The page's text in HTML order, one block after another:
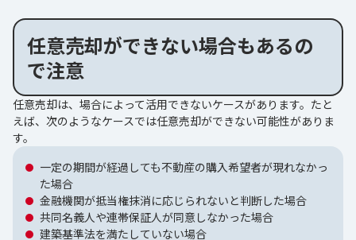
任意売却ができない場合もあるの
で注意
任意売却は、場合によって活用できないケースがあります。たと
えば、次のようなケースでは任意売却ができない可能性がありま
す。
一定の期間が経過しても不動産の購入希望者が現れなかっ
た場合
金融機関が抵当権抹消に応じられないと判断した場合
共同名義人や連帯保証人が同意しなかった場合
建築基準法を満たしていない場合